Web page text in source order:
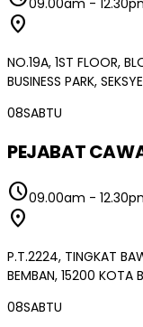
09.00am -
location_on
NO.19A, 1ST FLOOR,
BUSINESS PARK,
08SABTU
PEJABAT
schedule09.00am -
location_on
P.T.2224, TINGKAT
BEMBAN, 15200 KOTA
08SABTU